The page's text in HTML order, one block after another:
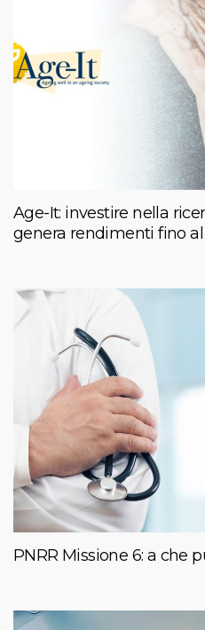
Age-It: investire nella
genera rendimenti fino al
PNRR Missione 6: a che